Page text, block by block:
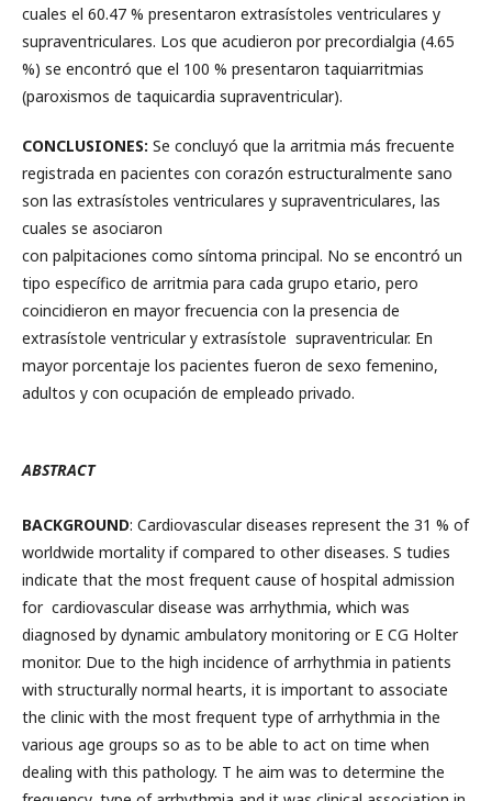
cuales el 60.47 % presentaron extrasístoles ventriculares y
supraventriculares. Los que acudieron por precordialgia (4.65
%) se encontró que el 100 % presentaron taquiarritmias
(paroxismos de taquicardia supraventricular).
CONCLUSIONES: Se concluyó que la arritmia más frecuente
registrada en pacientes con corazón estructuralmente sano
son las extrasístoles ventriculares y supraventriculares, las
cuales se asociaron
con palpitaciones como síntoma principal. No se encontró un
tipo específico de arritmia para cada grupo etario, pero
coincidieron en mayor frecuencia con la presencia de
extrasístole ventricular y extrasístole supraventricular. En
mayor porcentaje los pacientes fueron de sexo femenino,
adultos y con ocupación de empleado privado.
ABSTRACT
BACKGROUND: Cardiovascular diseases represent the 31 % of
worldwide mortality if compared to other diseases. S tudies
indicate that the most frequent cause of hospital admission
for cardiovascular disease was arrhythmia, which was
diagnosed by dynamic ambulatory monitoring or E CG Holter
monitor. Due to the high incidence of arrhythmia in patients
with structurally normal hearts, it is important to associate
the clinic with the most frequent type of arrhythmia in the
various age groups so as to be able to act on time when
dealing with this pathology. T he aim was to determine the